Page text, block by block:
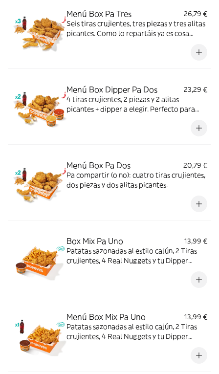
Menú Box Pa Tres
26,79 €
Seis tiras crujientes, tres piezas y tres alitas
picantes. Como lo repartáis ya es cosa
Menú Box Dipper Pa Dos
23,29 €
4 tiras crujientes, 2 piezas y 2 alitas
picantes + dipper a elegir. Perfecto para
Menú Box Pa Dos
20,79 €
Pa compartir (o no): cuatro tiras crujientes,
dos piezas y dos alitas picantes.
Box Mix Pa Uno
13,99 €
Patatas sazonadas al estilo cajún, 2 Tiras
crujientes, 4 Real Nuggets y tu Dipper
Menú Box Mix Pa Uno
13,99 €
Patatas sazonadas al estilo cajún, 2 Tiras
crujientes, 4 Real Nuggets y tu Dipper